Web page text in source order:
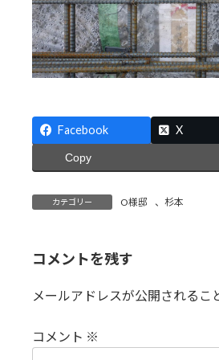
Facebook X
Copy
カテゴリー O様邸 、杉本
コメントを残す
メールアドレスが公開されるこ
コメント ※